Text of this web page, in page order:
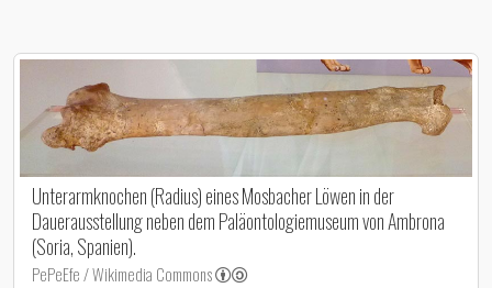
Unterarmknochen (Radius) eines Mosbacher Löwen in der
Dauerausstellung neben dem Paläontologiemuseum von Ambrona
(Soria, Spanien).
PePeEfe / Wikimedia Commons